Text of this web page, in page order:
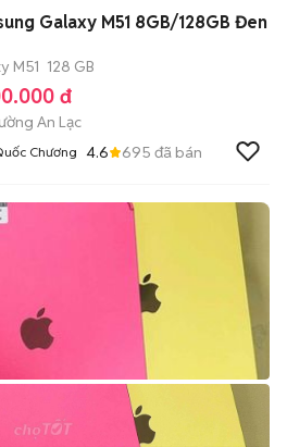
Galaxy M51 8GB/128GB Đen
M51 128 GB
đ
An Lạc
Chương 4.6 695 đã bán